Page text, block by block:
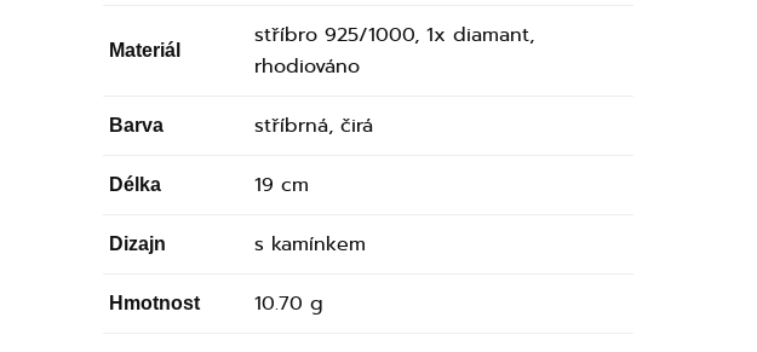
Materiál
stříbro 925/1000, 1x diamant,
rhodiováno
Barva stříbrná, čirá
Délka 19 cm
Dizajn s kamínkem
Hmotnost 10.70 g